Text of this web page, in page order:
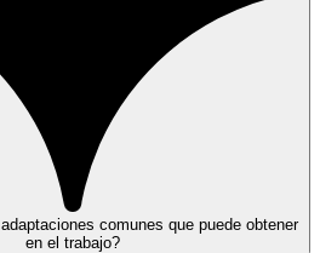
comunes que puede obtener
en el trabajo?